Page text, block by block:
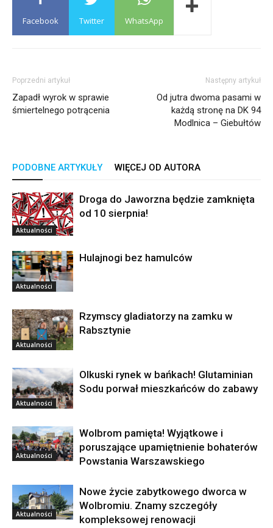
Facebook Twitter WhatsApp
Poprzedni artykuł
Zapadł wyrok w sprawie
śmiertelnego potrącenia
Następny artykuł
Od jutra dwoma pasami w
każdą stronę na DK 94
Modlnica – Giebułtów
PODOBNE ARTYKUŁY WIĘCEJ OD AUTORA
Aktualności
Droga do Jaworzna będzie zamknięta
od 10 sierpnia!
Aktualności
Hulajnogi bez hamulców
Aktualności
Rzymscy gladiatorzy na zamku w
Rabsztynie
Aktualności
Olkuski rynek w bańkach! Glutaminian
Sodu porwał mieszkańców do zabawy
Aktualności
Wolbrom pamięta! Wyjątkowe i
poruszające upamiętnienie bohaterów
Powstania Warszawskiego
Aktualności
Nowe życie zabytkowego dworca w
Wolbromiu. Znamy szczegóły
kompleksowej renowacji